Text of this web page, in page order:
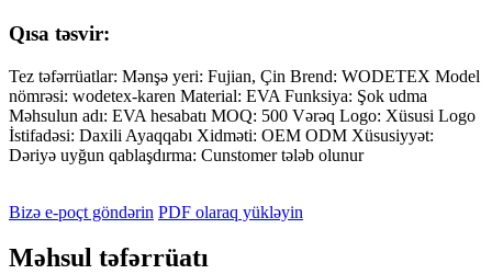
Qısa təsvir:
Tez təfərrüatlar: Mənşə yeri: Fujian, Çin Brend: WODETEX Model
nömrəsi: wodetex-karen Material: EVA Funksiya: Şok udma
Məhsulun adı: EVA hesabatı MOQ: 500 Vərəq Logo: Xüsusi Logo
İstifadəsi: Daxili Ayaqqabı Xidməti: OEM ODM Xüsusiyyət:
Dəriyə uyğun qablaşdırma: Cunstomer tələb olunur
Bizə e-poçt göndərin PDF olaraq yükləyin
Məhsul təfərrüatı